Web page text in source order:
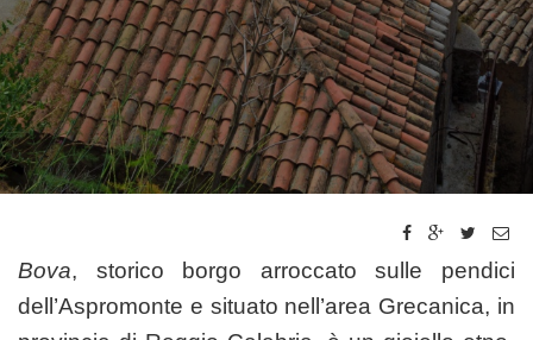
Bova, storico borgo arroccato sulle pendici
dell’Aspromonte e situato nell’area Grecanica, in